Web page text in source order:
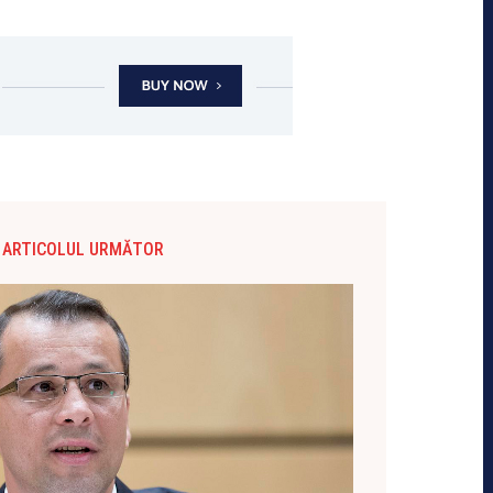
ARTICOLUL URMĂTOR